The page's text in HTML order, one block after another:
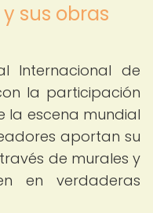
sus obras
Internacional de
la participación
la escena mundial
aportan su
de murales y
en verdaderas